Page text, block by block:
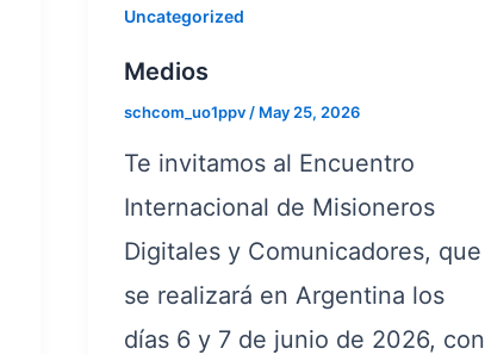
Uncategorized
Medios
schcom_uo1ppv / May 25, 2026
Te invitamos al Encuentro
Internacional de Misioneros
Digitales y Comunicadores, que
se realizará en Argentina los
días 6 y 7 de junio de 2026, con